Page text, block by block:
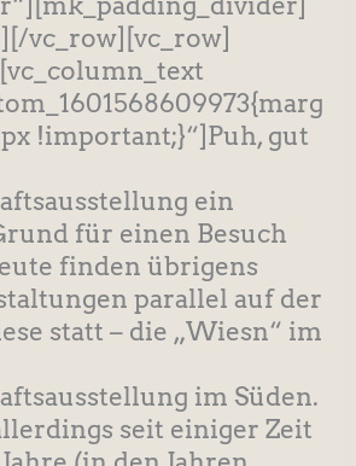
vc_row][vc_row]
!important;}“]Puh, gut
ein
für einen Besuch
finden übrigens
parallel auf der
statt – die „Wiesn“ im
im Süden.
seit einiger Zeit